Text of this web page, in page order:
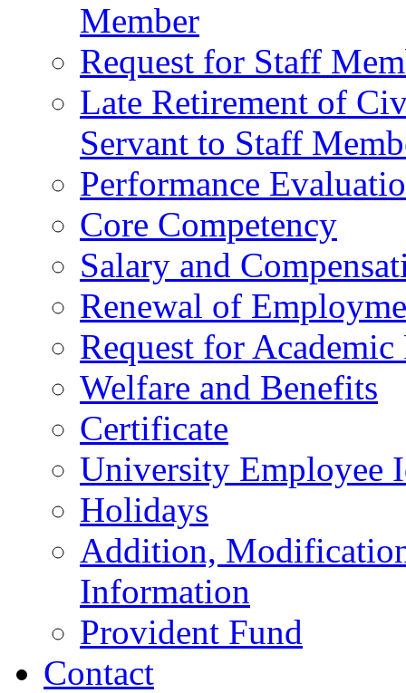
Member
Request for Staff
Late Retirement of
Servant to Staff
Performance
Core Competency
Salary and
Renewal of
Request for Academic
Welfare and Benefits
Certificate
University Employee
Holidays
Addition,
Information
Provident Fund
Contact